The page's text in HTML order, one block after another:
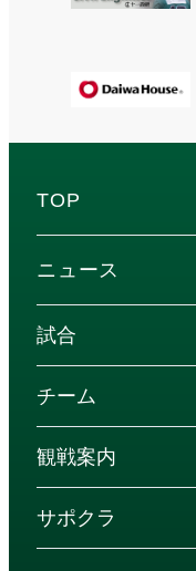
TOP
ニュース
試合
チーム
観戦案内
サポクラ